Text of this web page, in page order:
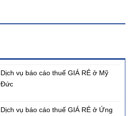
Dịch vụ báo cáo thuế GIÁ RẺ ở Mỹ
Đức
Dịch vụ báo cáo thuế GIÁ RẺ ở Ứng